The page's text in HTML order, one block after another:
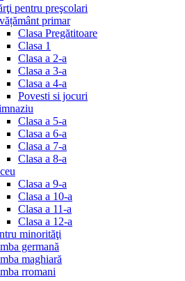
pentru preşcolari
primar
Clasa Pregătitoare
Clasa 1
Clasa a 2-a
Clasa a 3-a
Clasa a 4-a
Povesti si jocuri
Clasa a 5-a
Clasa a 6-a
Clasa a 7-a
Clasa a 8-a
Clasa a 9-a
Clasa a 10-a
Clasa a 11-a
Clasa a 12-a
minorităţi
germană
maghiară
rromani